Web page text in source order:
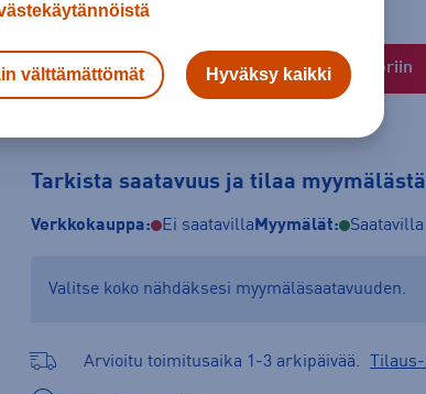
Lisää ostoskoriin
Tarkista saatavuus ja tilaa myymälästä
Verkkokauppa: Ei saatavilla Myymälät: Saatavilla
Valitse koko nähdäksesi myymäläsaatavuuden.
Arvioitu toimitusaika 1-3 arkipäivää.
välttämättömät Hyväksy kaikki